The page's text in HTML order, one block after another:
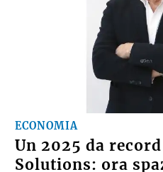
ECONOMIA
Un 2025 da
Solutions: ora